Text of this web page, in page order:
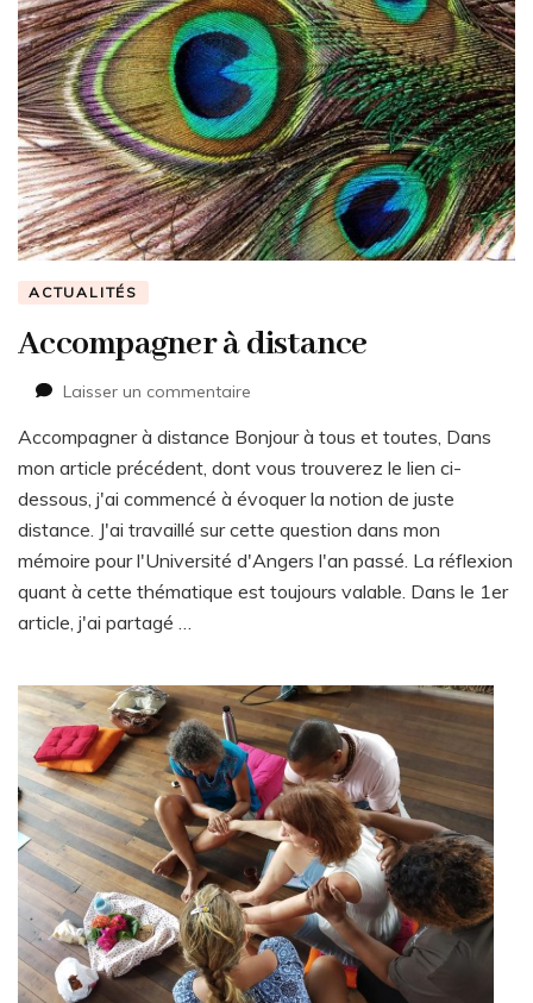
ACTUALITÉS
Accompagner à distance
Laisser un commentaire
à
distance
Accompagner à distance Bonjour à tous et toutes, Dans
mon article précédent, dont vous trouverez le lien ci-
dessous, j'ai commencé à évoquer la notion de juste
distance. J'ai travaillé sur cette question dans mon
mémoire pour l'Université d'Angers l'an passé. La réflexion
quant à cette thématique est toujours valable. Dans le 1er
article, j'ai partagé …